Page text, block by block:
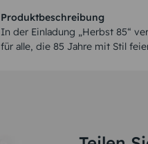
Produktbeschreibung
In der Einladung „Herbst 85“
für alle, die 85 Jahre mit Stil